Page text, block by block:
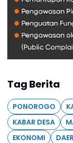
Tag Berita
PONOROGO
KABAR DESA
EKONOMI